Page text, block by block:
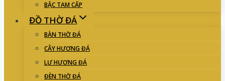
BẬC TAM CẤP
ĐỒ THỜ ĐÁ
BÀN THỜ ĐÁ
CÂY HƯƠNG ĐÁ
LƯ HƯƠNG ĐÁ
ĐÈN THỜ ĐÁ